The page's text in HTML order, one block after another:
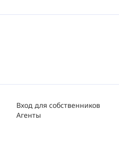
Вход для собственников
Агенты